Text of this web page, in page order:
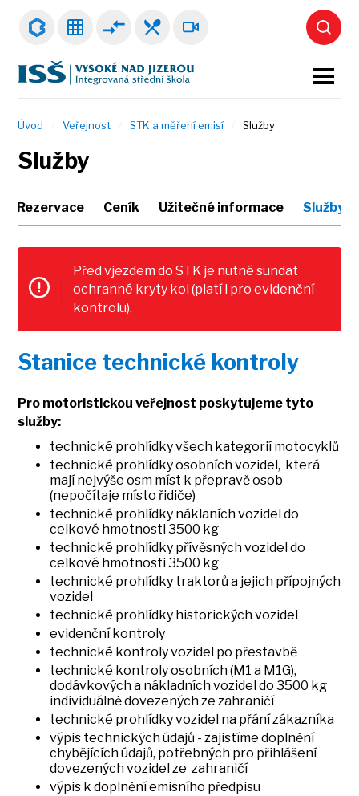
Úvod Veřejnost STK a měření emisí Služby
Služby
Před vjezdem do STK je nutné sundat
ochranné kryty kol (platí i pro evidenční
kontrolu).
Stanice technické kontroly
Pro motoristickou veřejnost poskytujeme tyto
služby:
technické prohlídky všech kategorií motocyklů
technické prohlídky osobních vozidel, která
mají nejvýše osm míst k přepravě osob
(nepočítaje místo řidiče)
technické prohlídky náklaních vozidel do
celkové hmotnosti 3500 kg
technické prohlídky přívěsných vozidel do
celkové hmotnosti 3500 kg
technické prohlídky traktorů a jejich přípojných
vozidel
technické prohlídky historických vozidel
evidenční kontroly
technické kontroly vozidel po přestavbě
technické kontroly osobních (M1 a M1G),
dodávkových a nákladních vozidel do 3500 kg
individuálně dovezených ze zahraničí
technické prohlídky vozidel na přání zákazníka
výpis technických údajů - zajistíme doplnění
chybějících údajů, potřebných pro přihlášení
dovezených vozidel ze zahraničí
výpis k doplnění emisního předpisu
Rezervace Ceník Užitečné informace Služby